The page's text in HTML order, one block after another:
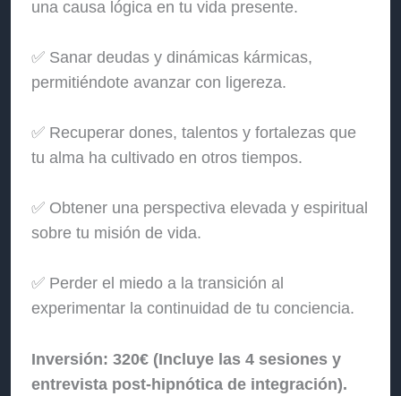
una causa lógica en tu vida presente.
✅ Sanar deudas y dinámicas kármicas,
permitiéndote avanzar con ligereza.
✅ Recuperar dones, talentos y fortalezas que
tu alma ha cultivado en otros tiempos.
✅ Obtener una perspectiva elevada y espiritual
sobre tu misión de vida.
✅ Perder el miedo a la transición al
experimentar la continuidad de tu conciencia.
Inversión: 320€ (Incluye las 4 sesiones y
entrevista post-hipnótica de integración).